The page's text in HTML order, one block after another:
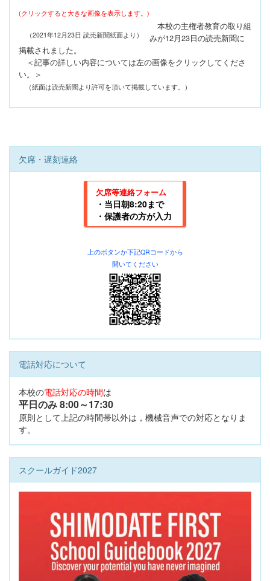
(クリックすると大きな画像を表示します。)
（2021年12月23日 読売新聞紙面より）
本校の主権者教育の取り組
みが12月23日の読売新聞に
掲載されました。
＜記事の詳しい内容については左の画像をクリックしてくださ
い。＞
（紙面は読売新聞より許可を頂いて掲載しています。）
欠席・遅刻連絡
欠席等連絡フォーム
・当日朝8:20まで
・保護者の方が入力
上のボタンか下記QRコードから
開いてください
電話対応について
本校の電話対応の時間は
平日のみ 8:00～17:30
原則として上記の時間帯以外は，機械音声での対応となりま
す。
スクールガイド2027